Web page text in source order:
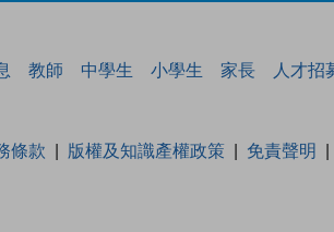
教師 中學生 小學生 家長 人才招
條款 版權及知識產權政策 免責聲明